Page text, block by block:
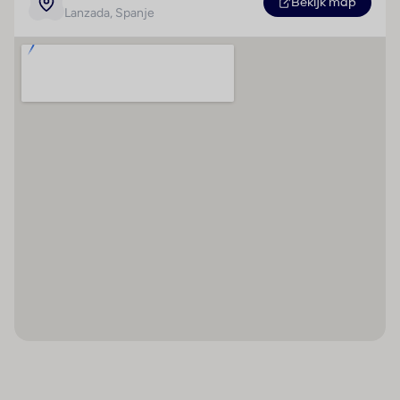
Verplicht gebruik
mondkapjes
Lanzada, Spanje
Bekijk map